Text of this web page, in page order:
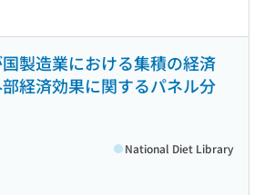
製造業における集積の経済
経済効果に関するパネル分
National Diet Library